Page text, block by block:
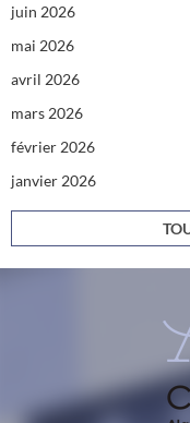
juin 2026
mai 2026
avril 2026
mars 2026
février 2026
janvier 2026